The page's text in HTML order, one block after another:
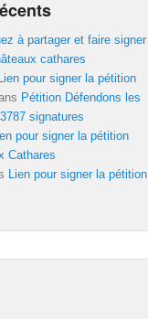
à partager et faire signer
cathares
Lien pour signer la pétition
Pétition Défendons les
signatures
pour signer la pétition
Cathares
Lien pour signer la pétition